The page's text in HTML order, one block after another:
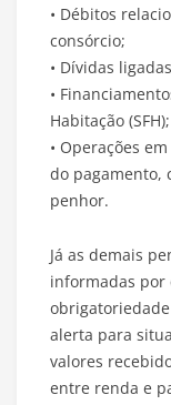
• Débitos
consórcio;
• Dívidas
•
Habitação (SFH);
• Operações
do pagamento,
penhor.
Já as demais
informadas por
alerta para
valores
entre renda e